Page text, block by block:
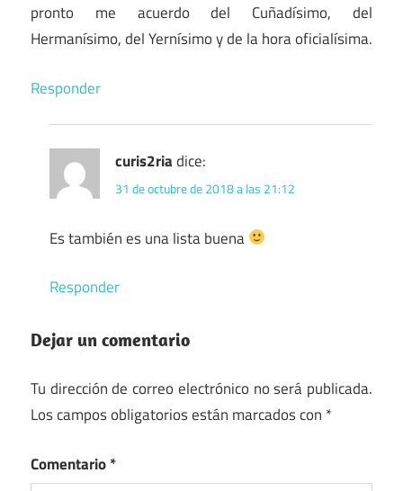
pronto me acuerdo del Cuñadísimo, del
Hermanísimo, del Yernísimo y de la hora oficialísima.
Responder
curis2ria dice:
31 de octubre de 2018 a las 21:12
Es también es una lista buena
Responder
Dejar un comentario
Tu dirección de correo electrónico no será publicada.
Los campos obligatorios están marcados con *
Comentario*